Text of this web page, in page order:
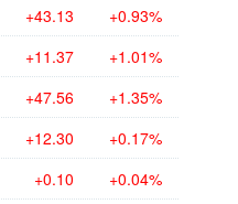
+43.13 +0.93%
+11.37 +1.01%
+47.56 +1.35%
+12.30 +0.17%
+0.10 +0.04%